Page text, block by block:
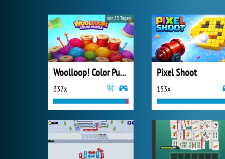
Woolloop! Color Puzzle
337x
vor 23 Tagen
Pixel Shoot
153x